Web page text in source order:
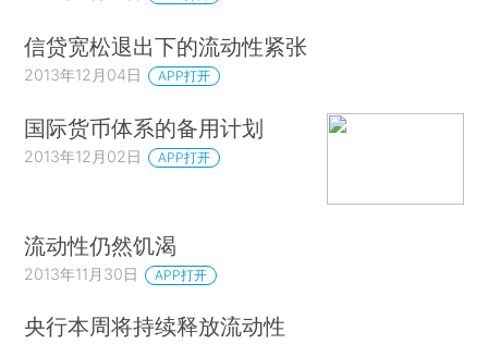
信贷宽松退出下的流动性紧张
2013年12月04日 APP打开
国际货币体系的备用计划
2013年12月02日 APP打开
流动性仍然饥渴
2013年11月30日 APP打开
央行本周将持续释放流动性